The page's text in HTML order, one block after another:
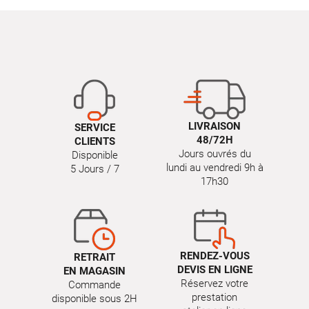
SERVICE
CLIENTS
Disponible
5 Jours / 7
LIVRAISON
48/72H
Jours ouvrés du
lundi au vendredi 9h à
17h30
RETRAIT
EN MAGASIN
Commande
disponible sous 2H
RENDEZ-VOUS
DEVIS EN LIGNE
Réservez votre
prestation